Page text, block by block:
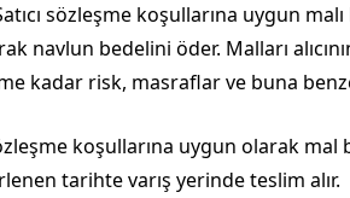
sözleşme koşullarına uygun
navlun bedelini öder. Malları
kadar risk, masraflar ve buna
koşullarına uygun olarak
tarihte varış yerinde teslim alır.